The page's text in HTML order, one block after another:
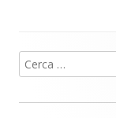
Barra
laterale
Ricerca
per: